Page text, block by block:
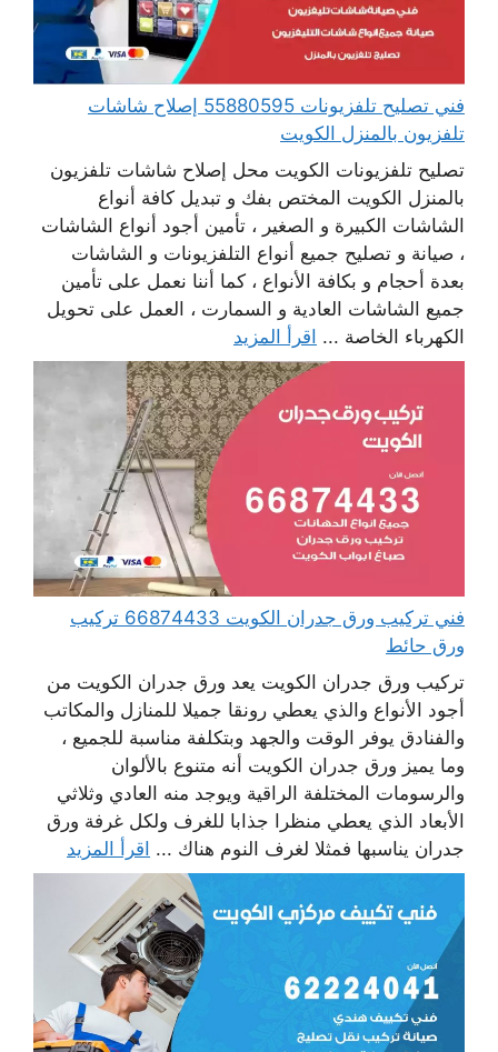
فني تصليح تلفزيونات 55880595 إصلاح شاشات
تلفزيون بالمنزل الكويت
تصليح تلفزيونات الكويت محل إصلاح شاشات تلفزيون
بالمنزل الكويت المختص بفك و تبديل كافة أنواع
الشاشات الكبيرة و الصغير ، تأمين أجود أنواع الشاشات
، صيانة و تصليح جميع أنواع التلفزيونات و الشاشات
بعدة أحجام و بكافة الأنواع ، كما أننا نعمل على تأمين
جميع الشاشات العادية و السمارت ، العمل على تحويل
الكهرباء الخاصة ... اقرأ المزيد
فني تركيب ورق جدران الكويت 66874433 تركيب
ورق حائط
تركيب ورق جدران الكويت يعد ورق جدران الكويت من
أجود الأنواع والذي يعطي رونقا جميلا للمنازل والمكاتب
والفنادق يوفر الوقت والجهد وبتكلفة مناسبة للجميع ،
وما يميز ورق جدران الكويت أنه متنوع بالألوان
والرسومات المختلفة الراقية ويوجد منه العادي وثلاثي
الأبعاد الذي يعطي منظرا جذابا للغرف ولكل غرفة ورق
جدران يناسبها فمثلا لغرف النوم هناك ... اقرأ المزيد